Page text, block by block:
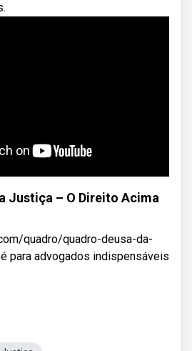
Justiça – O Direito Acima
quadro/quadro-deusa-da-
para advogados indispensáveis